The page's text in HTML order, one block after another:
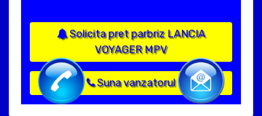
Solicita pret parbriz LANCIA
VOYAGER MPV
Suna vanzatorul